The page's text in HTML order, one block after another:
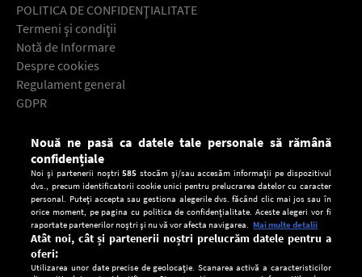
POLITICA DE CONFIDENŢIALITATE
Termeni şi condiţii
Notă de Informare
Despre cookies
Regulament general
GDPR
Descarcă gratuit aplicaţia Europa FM pentru smartphone:
Nouă ne pasă ca datele tale personale să rămână
confidențiale
Noi și partenerii noștri585 stocăm și/sau accesăm informații pe dispozitivul
dvs., precum identificatorii cookie unici pentru prelucrarea datelor cu caracter
personal. Puteți accepta sau gestiona alegerile dvs. făcând clic mai jos sau în
orice moment, pe pagina cu politica de confidențialitate. Aceste alegeri vor fi
raportate partenerilor noștri și nu vă vor afecta navigarea. Mai multe detalii
Atât noi, cât și partenerii noștri prelucrăm datele pentru a
oferi:
Utilizarea unor date precise de geolocație. Scanarea activă a caracteristicilor